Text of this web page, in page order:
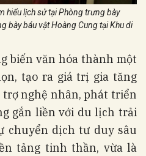
hiểu lịch sử tại Phòng trưng bày
bày báu vật Hoàng Cung tại Khu di
biến văn hóa thành một
tạo ra giá trị gia tăng
trợ nghệ nhân, phát triển
gắn liền với du lịch trải
chuyển dịch tư duy sâu
tảng tinh thần, vừa là